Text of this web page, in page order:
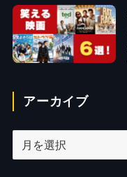
アーカイブ
ー